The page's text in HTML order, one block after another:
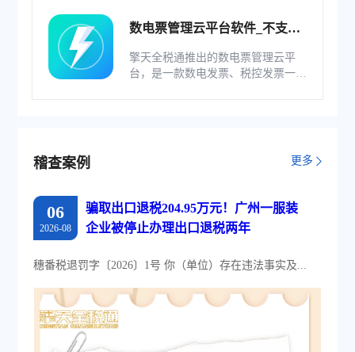
数电票管理云平台软件_不支持
擎天全税通推出的数电票管理云平
台，是一款数电发票、税控发票一体
稽查案例 更多
06
2026-08
骗取出口退税204.95万元！广州一服装
企业被停止办理出口退税两年
穗番税退罚字〔2026〕1号 你（单位）存在违法事实及...